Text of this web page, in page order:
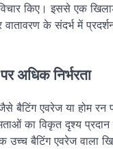
किए। इससे एक
के संदर्भ में
अधिक निर्भरता
एवरेज या होम रन
का विकृत दृश्य
उच्च बैटिंग एवरेज वाला